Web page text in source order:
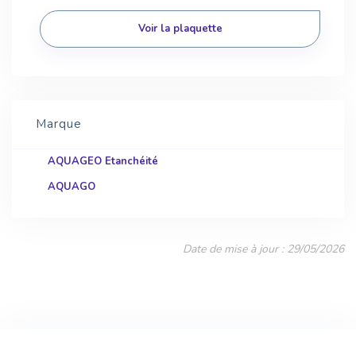
Voir la plaquette
Marque
AQUAGEO Etanchéité
AQUAGO
Date de mise à jour : 29/05/2026